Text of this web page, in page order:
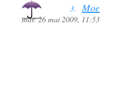
3. Moe
mar. 26 mai 2009, 11:53